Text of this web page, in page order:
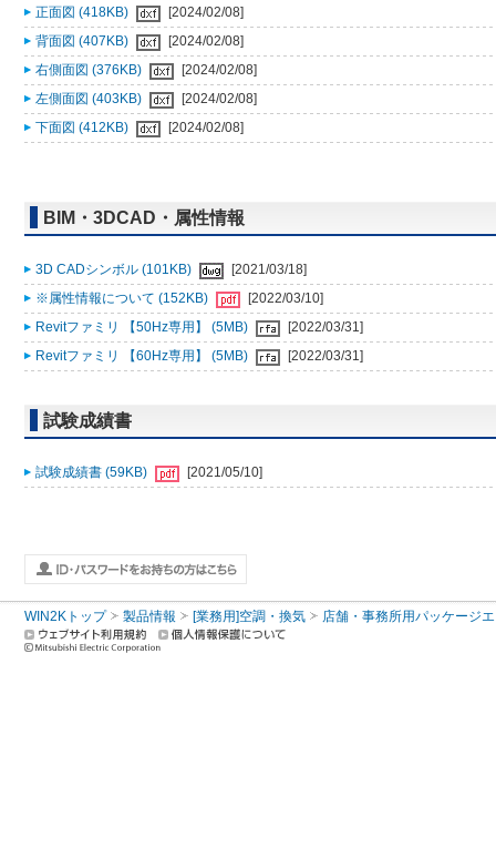
正面図 (418KB)
[2024/02/08]
背面図 (407KB)
[2024/02/08]
右側面図 (376KB)
[2024/02/08]
左側面図 (403KB)
[2024/02/08]
下面図 (412KB)
[2024/02/08]
BIM・3DCAD・属性情報
3D CADシンボル (101KB)
[2021/03/18]
※属性情報について (152KB)
[2022/03/10]
Revitファミリ 【50Hz専用】 (5MB)
[2022/03/31]
Revitファミリ 【60Hz専用】 (5MB)
[2022/03/31]
試験成績書
試験成績書 (59KB) [2021/05/10]
WIN2Kトップ 製品情報 [業務用]空調・換気 店舗・事務所用パッケージ